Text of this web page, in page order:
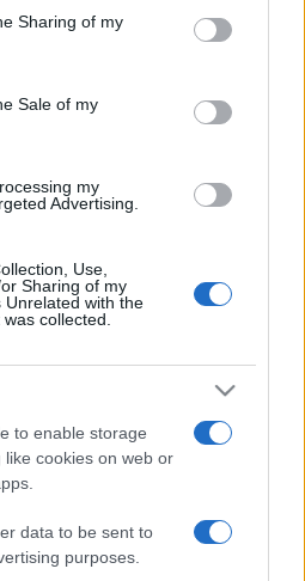
behaviour. You may click to
and its third-party tags to
purposes in below Google
Sharing of my
Sale of my
my
Advertising.
Use,
Sharing of my
Unrelated with the
collected.
to enable storage
cookies on web or
data to be sent to
purposes.
György kapja idén
születésének évfordulója
az ünnepségen
bizalmat augusztus 31-én a
budapesti színház esetében: a